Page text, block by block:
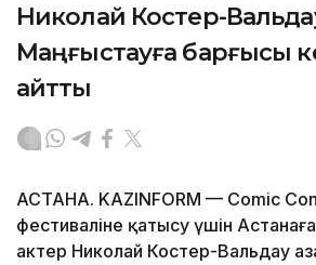
Николай Костер-
Маңғыстауға барғысы
айтты
АСТАНА. KAZINFORM — Comic
фестиваліне қатысу үшін
актер Николай Костер-Вальдау